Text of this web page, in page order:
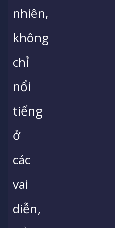
nhiên,
không
chỉ
nổi
tiếng
ở
các
vai
diễn,